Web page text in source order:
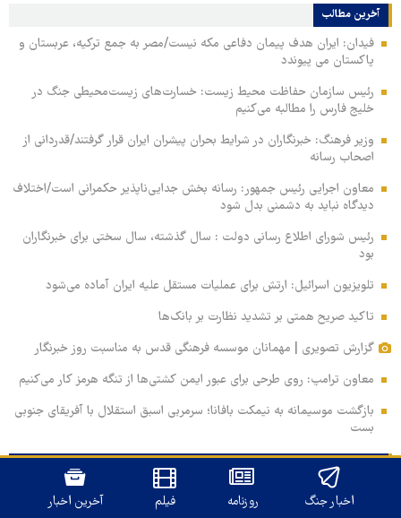
آخرین مطالب
فیدان: ایران هدف پیمان دفاعی مکه نیست/مصر به جمع ترکیه، عربستان و
پاکستان می پیوندد
رئیس سازمان حفاظت محیط زیست: خسارت‌های زیست‌محیطی جنگ در
خلیج فارس را مطالبه‌ می‌کنیم
وزیر فرهنگ: خبرنگاران در شرایط بحران پیشران ایران قرار گرفتند/قدردانی از
اصحاب رسانه
معاون اجرایی رئیس جمهور: رسانه بخش جدایی‌ناپذیر حکمرانی است/اختلاف
دیدگاه نباید به دشمنی بدل شود
رئیس شورای اطلاع رسانی دولت : سال گذشته، سال سختی برای خبرنگاران
بود
تلویزیون اسرائیل: ارتش برای عملیات مستقل علیه ایران آماده می‌شود
تاکید صریح همتی بر تشدید نظارت بر بانک‌ها
گزارش تصویری | مهمانان موسسه فرهنگی قدس به مناسبت روز خبرنگار
معاون ترامپ: روی طرحی برای عبور ایمن کشتی‌ها از تنگه هرمز کار می‌کنیم
بازگشت موسیمانه به نیمکت بافانا؛ سرمربی اسبق استقلال با آفریقای جنوبی
بست
ویدیوی روز
اخبار جنگ روزنامه فیلم آخرین اخبار